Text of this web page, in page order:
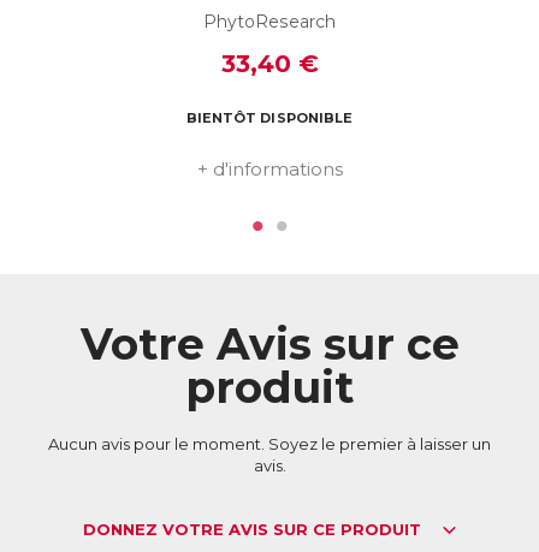
3664688000003
Télécharger la fiche produit
PhytoResearch
33,40 €
BIENTÔT DISPONIBLE
+ d'informations
Votre Avis sur ce
produit
Aucun avis pour le moment. Soyez le premier à laisser un
avis.
DONNEZ VOTRE AVIS SUR CE PRODUIT